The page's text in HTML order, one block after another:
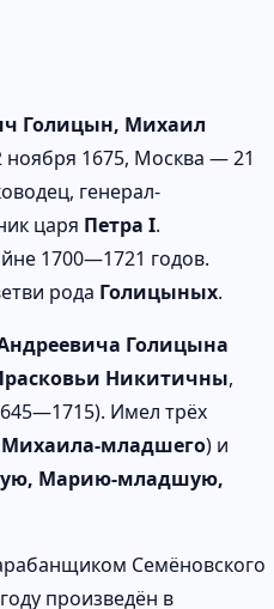
Голицын, Михаил
ноября 1675, Москва — 21
генерал-
царя Петра I.
1700—1721 годов.
рода Голицыных.
Голицына
Никитичны,
Имел трёх
младшего) и
Марию-младшую,
Семёновского
произведён в